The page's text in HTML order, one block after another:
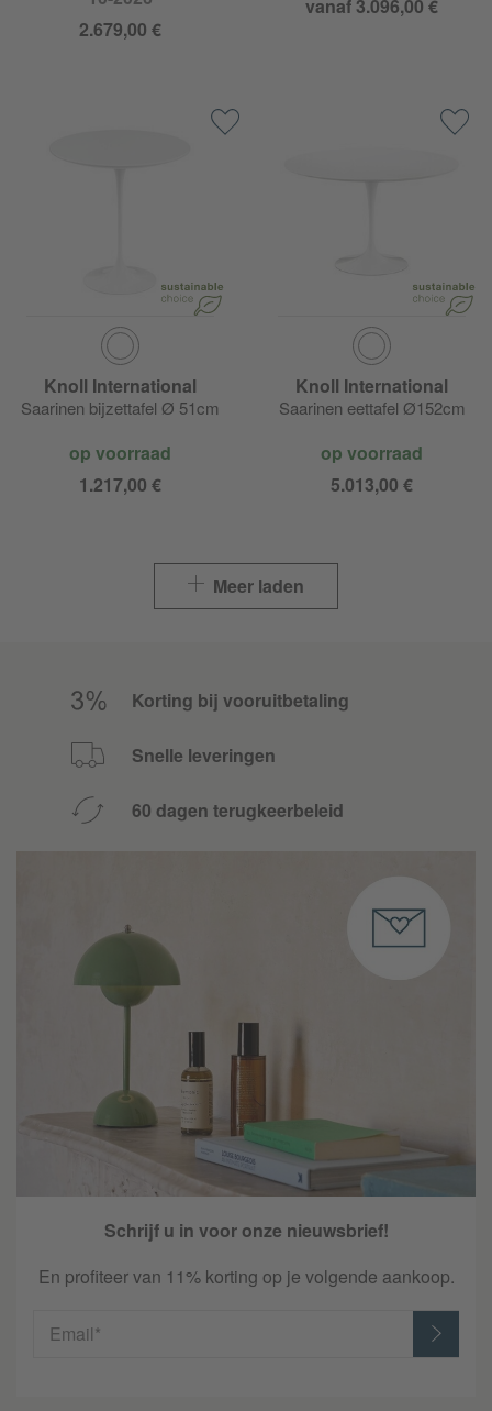
2.679,00 €
vanaf 3.096,00 €
Knoll International
Saarinen bijzettafel Ø 51cm
op voorraad
1.217,00 €
Knoll International
Saarinen eettafel Ø152cm
op voorraad
5.013,00 €
Meer laden
Korting bij vooruitbetaling
Snelle leveringen
60 dagen terugkeerbeleid
Schrijf u in voor onze nieuwsbrief!
En profiteer van 11% korting op je volgende aankoop.
Email*